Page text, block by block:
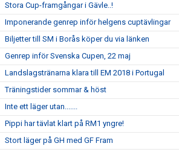
Stora Cup-framgångar i Gävle..!
Imponerande genrep inför helgens cuptävlingar
Biljetter till SM i Borås köper du via länken
Genrep inför Svenska Cupen, 22 maj
Landslagstränarna klara till EM 2018 i Portugal
Träningstider sommar & höst
Inte ett läger utan.......
Pippi har tävlat klart på RM1 yngre!
Stort läger på GH med GF Fram